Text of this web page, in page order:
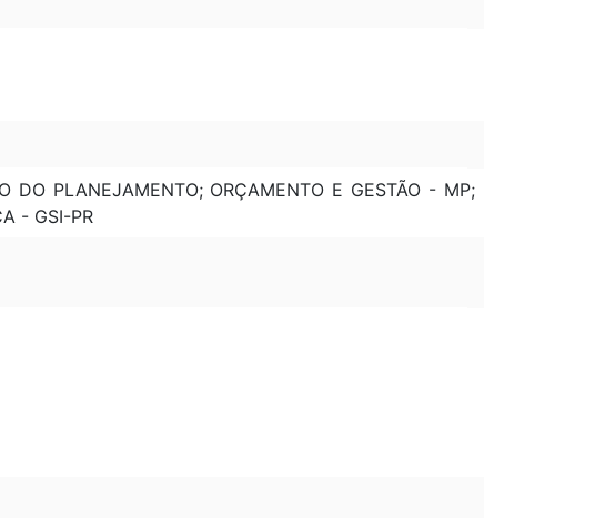
DO PLANEJAMENTO; ORÇAMENTO E GESTÃO - MP;
- GSI-PR